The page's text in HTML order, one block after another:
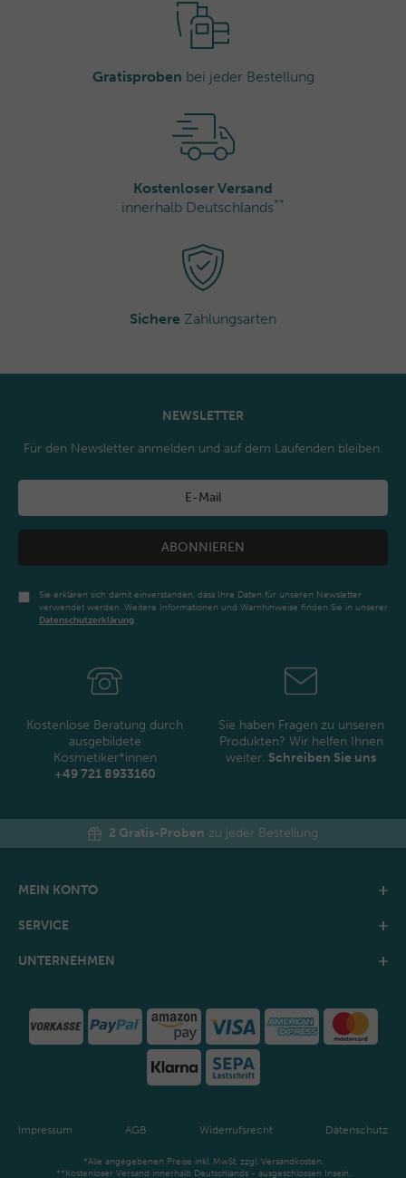
Gratisproben bei jeder Bestellung
Kostenloser Versand
innerhalb Deutschlands**
Sichere Zahlungsarten
NEWSLETTER
Für den Newsletter anmelden und auf dem Laufenden bleiben.
ABONNIEREN
Sie erklären sich damit einverstanden, dass Ihre Daten für unseren Newsletter
verwendet werden. Weitere Informationen und Warnhinweise finden Sie in unserer
Daten­schutz­erklärung
Kostenlose Beratung durch
ausgebildete
Kosmetiker*innen
+49 721 8933160
Sie haben Fragen zu unseren
Produkten? Wir helfen Ihnen
weiter. Schreiben Sie uns
2 Gratis-Proben zu jeder Bestellung
MEIN KONTO
SERVICE
UNTERNEHMEN
Impressum AGB Widerrufsrecht Datenschutz
*Alle angegebenen Preise inkl. MwSt. zzgl. Versandkosten.
**Kostenloser Versand innerhalb Deutschlands - ausgeschlossen Inseln.